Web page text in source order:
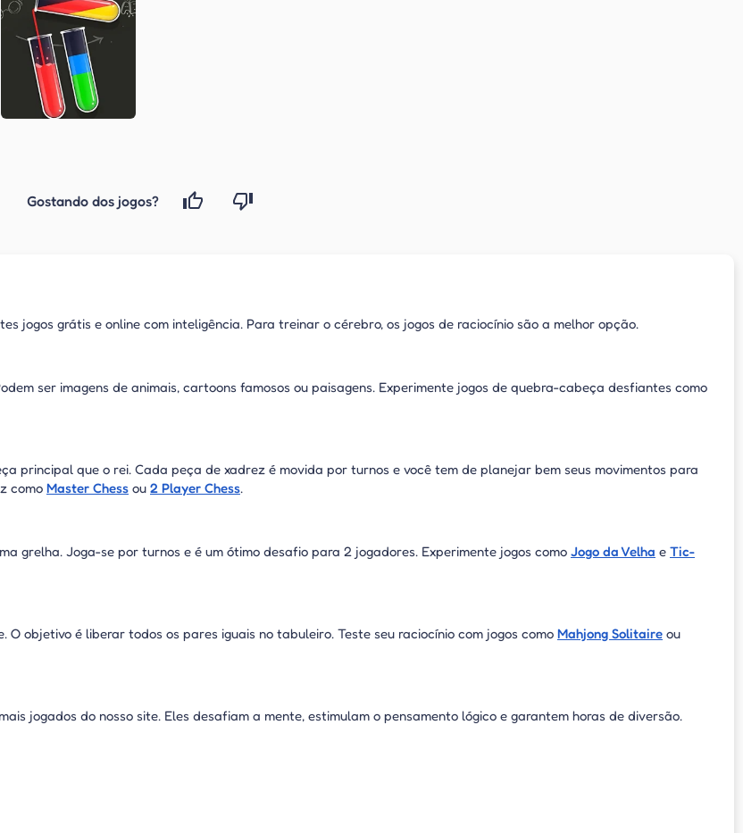
Gostando dos jogos?
jogos grátis e online com inteligência. Para treinar o cérebro, os jogos de raciocínio são a melhor opção.
ser imagens de animais, cartoons famosos ou paisagens. Experimente jogos de quebra-cabeça desfiantes como
principal que o rei. Cada peça de xadrez é movida por turnos e você tem de planejar bem seus movimentos para
como Master Chess ou 2 Player Chess.
grelha. Joga-se por turnos e é um ótimo desafio para 2 jogadores. Experimente jogos como Jogo da Velha e Tic-
objetivo é liberar todos os pares iguais no tabuleiro. Teste seu raciocínio com jogos como Mahjong Solitaire ou
jogados do nosso site. Eles desafiam a mente, estimulam o pensamento lógico e garantem horas de diversão.